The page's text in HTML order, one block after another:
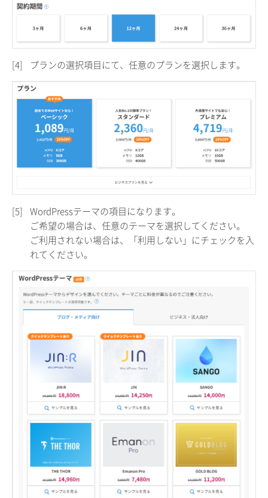
[4] プランの選択項目にて、任意のプランを選択します。
[5]
WordPressテーマの項目になります。
ご希望の場合は、任意のテーマを選択してください。
ご利用されない場合は、「利用しない」にチェックを入
れてください。